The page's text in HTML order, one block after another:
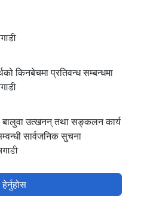
किनबेचमा प्रतिवन्ध सम्बन्धमा
बालुवा उत्खनन् तथा सङ्कलन कार्य
सार्वजनिक सुचना